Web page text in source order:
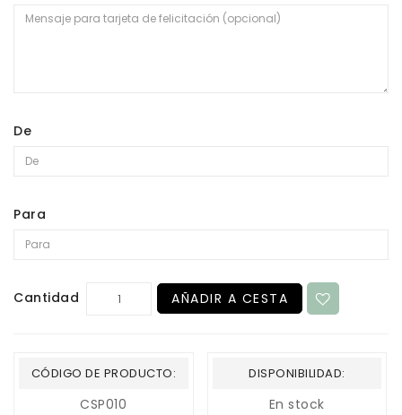
De
Para
Cantidad AÑADIR A CESTA
CÓDIGO DE PRODUCTO:
CSP010
DISPONIBILIDAD:
En stock